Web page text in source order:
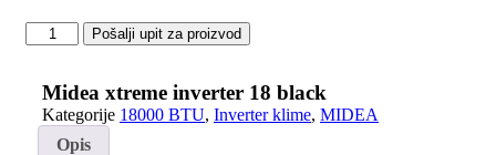
Midea
xtreme
black
količina
Pošalji upit za proizvod
Midea xtreme inverter 18 black
Kategorije 18000 BTU, Inverter klime, MIDEA
Opis